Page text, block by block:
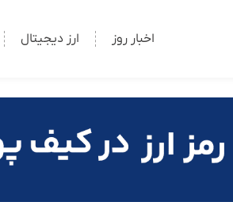
اخبار روز ارز دیجیتال